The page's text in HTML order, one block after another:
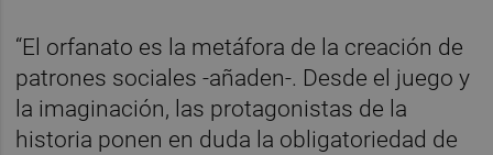
“El orfanato es la metáfora de la creación de
patrones sociales -añaden-. Desde el juego y
la imaginación, las protagonistas de la
historia ponen en duda la obligatoriedad de